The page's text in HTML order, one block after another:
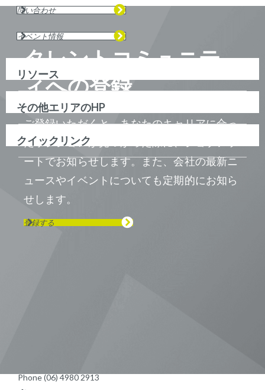
タレントコミュニテ
ィへの登録
ご登録いただくと、あなたのキャリアに合っ
たポジションが見つかった際に、ジョブアラ
ートでお知らせします。また、会社の最新ニ
ュースやイベントについても定期的にお知ら
せします。
登録する
問い合わせ
イベント情報
リソース
その他エリアのHP
クイックリンク
Phone (06) 4980 2913